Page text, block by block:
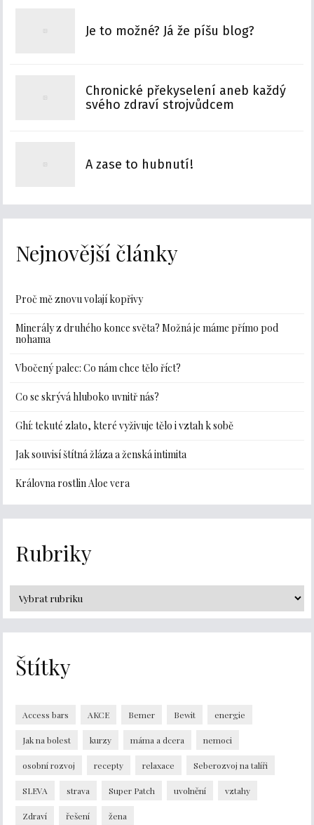
Je to možné? Já že píšu blog?
Chronické překyselení aneb každý
svého zdraví strojvůdcem
A zase to hubnutí!
Nejnovější články
Proč mě znovu volají kopřivy
Minerály z druhého konce světa? Možná je máme přímo pod
nohama
Vbočený palec: Co nám chce tělo říct?
Co se skrývá hluboko uvnitř nás?
Ghí: tekuté zlato, které vyživuje tělo i vztah k sobě
Jak souvisí štítná žláza a ženská intimita
Královna rostlin Aloe vera
Rubriky
Štítky
Access bars AKCE Bemer Bewit energie
Jak na bolest kurzy máma a dcera nemoci
osobní rozvoj recepty relaxace Seberozvoj na talíři
SLEVA strava Super Patch uvolnění vztahy
Zdraví řešení žena